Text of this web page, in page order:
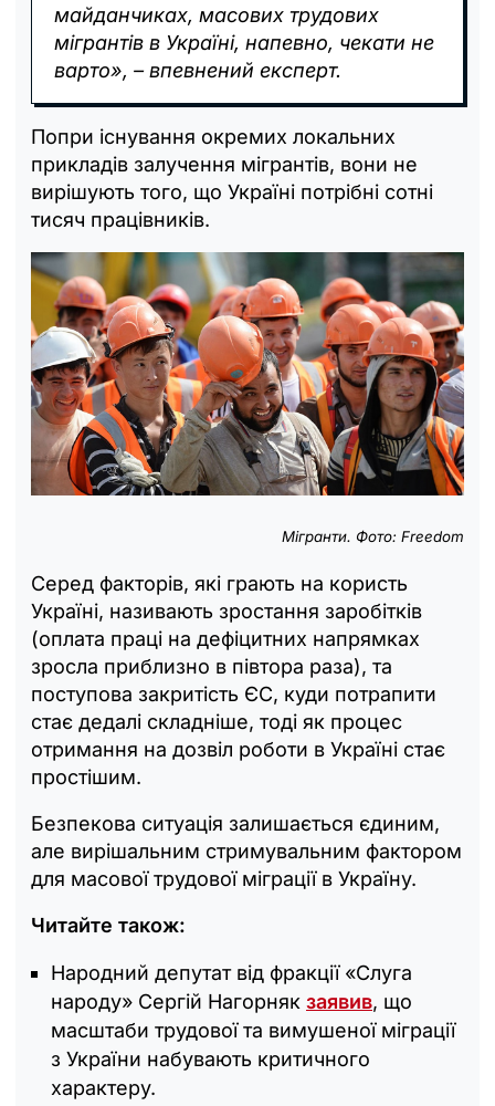
майданчиках, масових трудових
мігрантів в Україні, напевно, чекати не
варто», – впевнений експерт.
Попри існування окремих локальних
прикладів залучення мігрантів, вони не
вирішують того, що Україні потрібні сотні
тисяч працівників.
Мігранти. Фото: Freedom
Серед факторів, які грають на користь
Україні, називають зростання заробітків
(оплата праці на дефіцитних напрямках
зросла приблизно в півтора раза), та
поступова закритість ЄС, куди потрапити
стає дедалі складніше, тоді як процес
отримання на дозвіл роботи в Україні стає
простішим.
Безпекова ситуація залишається єдиним,
але вирішальним стримувальним фактором
для масової трудової міграції в Україну.
Читайте також:
Народний депутат від фракції «Слуга
народу» Сергій Нагорняк заявив, що
масштаби трудової та вимушеної міграції
з України набувають критичного
характеру.